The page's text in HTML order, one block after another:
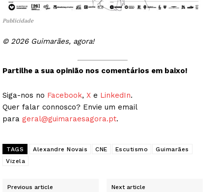
Publicidade
© 2026 Guimarães, agora!
Partilhe a sua opinião nos comentários em baixo!
Siga-nos no Facebook, X e LinkedIn.
Quer falar connosco? Envie um email
para geral@guimaraesagora.pt.
TAGS Alexandre Novais CNE Escutismo
Guimarães
Vizela
Previous article Next article